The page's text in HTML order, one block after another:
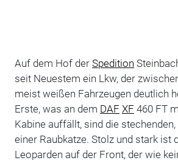
Auf dem Hof der Spedition
seit Neuestem ein Lkw, der
meist weißen Fahrzeugen deutlich
Erste, was an dem DAF XF 460 FT
Kabine auffällt, sind die stechenden,
einer Raubkatze. Stolz und stark ist
Leoparden auf der Front, der wie